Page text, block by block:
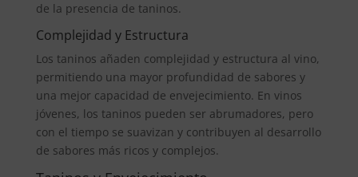
de la presencia de taninos.
Complejidad y Estructura
Los taninos añaden complejidad y estructura al vino,
permitiendo una mayor profundidad de sabores y
una mejor capacidad de envejecimiento. En vinos
jóvenes, los taninos pueden ser abrumadores, pero
con el tiempo se suavizan y contribuyen al desarrollo
de sabores más ricos y complejos.